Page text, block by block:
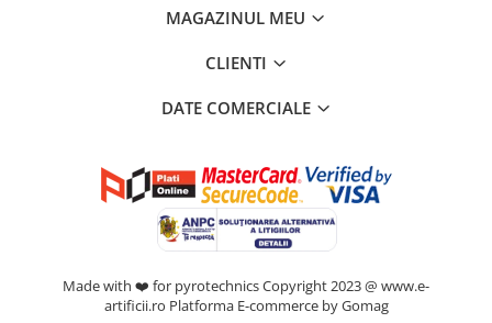
MAGAZINUL MEU
CLIENTI
DATE COMERCIALE
Made with ❤️ for pyrotechnics Copyright 2023 @ www.e-
artificii.ro Platforma E-commerce by Gomag